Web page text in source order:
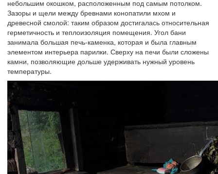
небольшим окошком, расположенным под самым потолком.
Зазоры и щели между бревнами конопатили мхом и
древесной смолой: таким образом достигалась относительная
герметичность и теплоизоляция помещения. Угол бани
занимала большая печь-каменка, которая и была главным
элементом интерьера парилки. Сверху на печи были сложены
камни, позволяющие дольше удерживать нужный уровень
температуры.